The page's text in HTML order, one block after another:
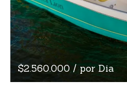
$2.560.000 / por Dia